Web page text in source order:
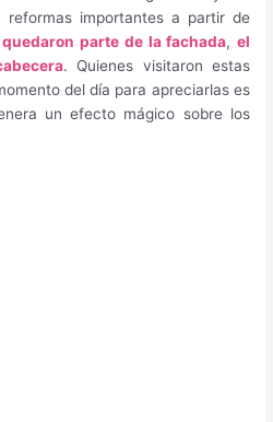
reformas importantes a partir de
quedaron parte de la fachada, el
. Quienes visitaron estas
del día para apreciarlas es
un efecto mágico sobre los